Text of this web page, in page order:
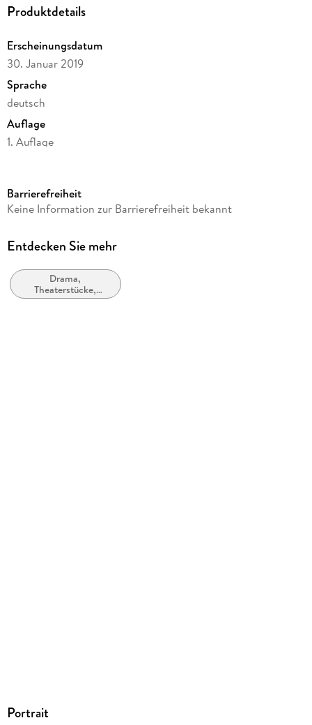
ist Potches Text.
Produktdetails
Erscheinungsdatum
30. Januar 2019
Sprache
deutsch
Auflage
1. Auflage
Autor/Autorin
Verlag/Hersteller
Produktart
kartoniert
Barrierefreiheit
Keine Information zur Barrierefreiheit bekannt
Entdecken Sie mehr
Drama,
Theaterstücke,
Drehbücher
Portrait